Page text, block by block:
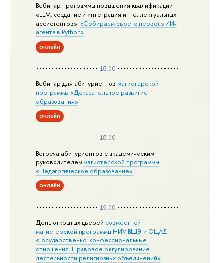
Вебинар программы повышения квалификации
«LLM: создание и интеграция интеллектуальных
ассистентов»:«Собираем своего первого ИИ-
агента в Python»
онлайн
18:00
Вебинар для абитуриентовмагистерской
программы «Доказательное развитие
образования»
онлайн
18:00
Встреча абитуриентов с академическим
руководителеммагистерской программы
«Педагогическое образование»
онлайн
19:00
День открытых дверей совместной
магистерской программы НИУ ВШЭ и ОЦАД
«Государственно-конфессиональные
отношения. Правовое регулирование
деятельности религиозных объединений»